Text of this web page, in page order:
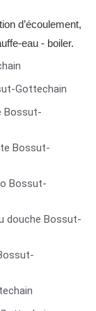
d’écoulement,
eau - boiler.
Gottechain
Bossut-
Bossut-
Bossut-
douche Bossut-